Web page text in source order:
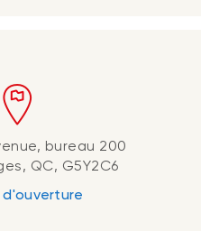
bureau 200
QC, G5Y2C6
d'ouverture